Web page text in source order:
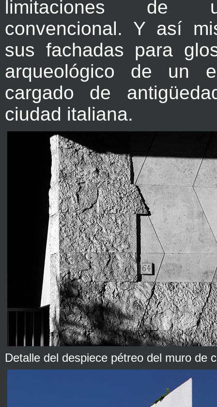
limitaciones de
convencional. Y así
sus fachadas para
arqueológico de un
cargado de
ciudad italiana.
Detalle del despiece pétreo del muro de